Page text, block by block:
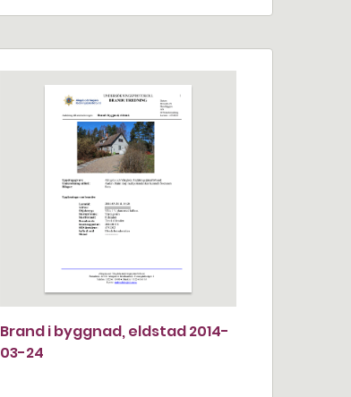
Brand i byggnad, eldstad 2014-
03-24